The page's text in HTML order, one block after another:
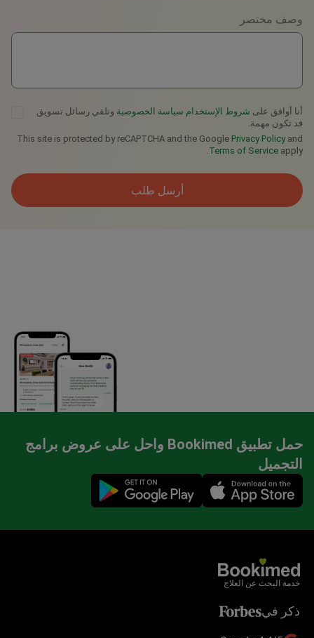
Telegram
وصف مختصر
أنا أوافق على شروط الإستخدام سياسة الخصوصية وتلقي رسائل تسويق
قد تكون مهمة.
This site is protected by reCAPTCHA and the Google Privacy Policyand
Terms of Service apply.
أرسل طلب
حمل تطبيق Bookimed واحل على عروض برامج
التجميل
Mobile app illustration
خدمة البحث عن العلاج
ذكر في